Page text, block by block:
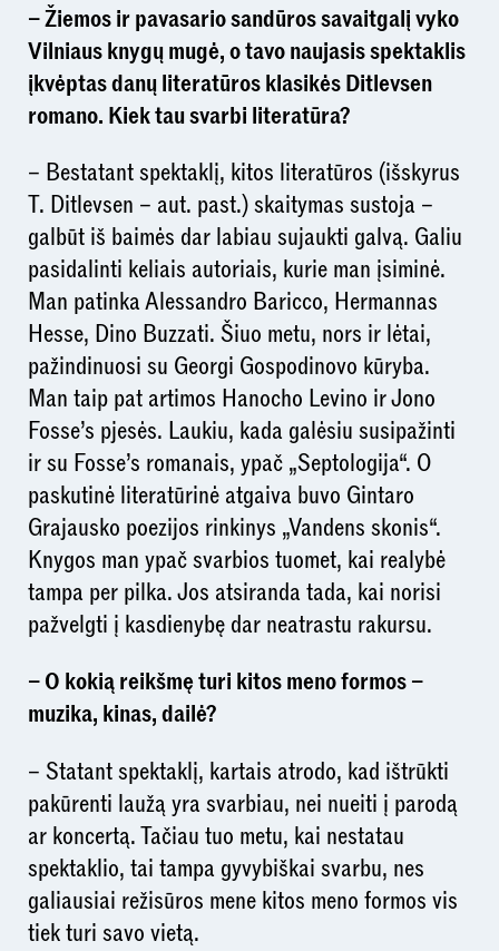
– Žiemos ir pavasario sandūros savaitgalį vyko
Vilniaus knygų mugė, o tavo naujasis spektaklis
įkvėptas danų literatūros klasikės Ditlevsen
romano. Kiek tau svarbi literatūra?
– Bestatant spektaklį, kitos literatūros (išskyrus
T. Ditlevsen – aut. past.) skaitymas sustoja –
galbūt iš baimės dar labiau sujaukti galvą. Galiu
pasidalinti keliais autoriais, kurie man įsiminė.
Man patinka Alessandro Baricco, Hermannas
Hesse, Dino Buzzati. Šiuo metu, nors ir lėtai,
pažindinuosi su Georgi Gospodinovo kūryba.
Man taip pat artimos Hanocho Levino ir Jono
Fosse’s pjesės. Laukiu, kada galėsiu susipažinti
ir su Fosse’s romanais, ypač „Septologija“. O
paskutinė literatūrinė atgaiva buvo Gintaro
Grajausko poezijos rinkinys „Vandens skonis“.
Knygos man ypač svarbios tuomet, kai realybė
tampa per pilka. Jos atsiranda tada, kai norisi
pažvelgti į kasdienybę dar neatrastu rakursu.
– O kokią reikšmę turi kitos meno formos –
muzika, kinas, dailė?
– Statant spektaklį, kartais atrodo, kad ištrūkti
pakūrenti laužą yra svarbiau, nei nueiti į parodą
ar koncertą. Tačiau tuo metu, kai nestatau
spektaklio, tai tampa gyvybiškai svarbu, nes
galiausiai režisūros mene kitos meno formos vis
tiek turi savo vietą.